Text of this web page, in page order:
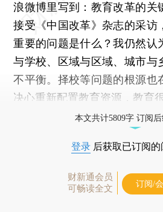
浪微博里写到：教育改革的关
接受《中国改革》杂志的采访
重要的问题是什么？我仍然认
与学校、区域与区域、城市与
不平衡。择校等问题的根源也
决心重新配置教育资源，教育
本文共计5809字 订阅
登录 后获取已订阅
财新通会员
可畅读全文
订阅/